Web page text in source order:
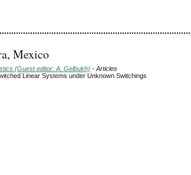
Mexico
(Guest editor: A. Gelbukh) - Articles
Linear Systems under Unknown Switchings